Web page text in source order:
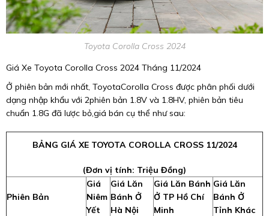
Toyota Corolla Cross 2024
Giá Xe Toyota Corolla Cross 2024 Tháng 11/2024
Ở phiên bản mới nhất, ToyotaCorolla Cross được phân phối dưới
dạng nhập khẩu với 2phiên bản 1.8V và 1.8HV, phiên bản tiêu
chuẩn 1.8G đã lược bỏ,giá bán cụ thể như sau:
BẢNG GIÁ XE TOYOTA COROLLA CROSS 11/2024
(Đơn vị tính: Triệu Đồng)
Phiên Bản
Giá
Niêm
Yết
Giá Lăn
Bánh Ở
Hà Nội
Giá Lăn Bánh
Ở TP Hồ Chí
Minh
Giá Lăn
Bánh Ở
Tỉnh Khác